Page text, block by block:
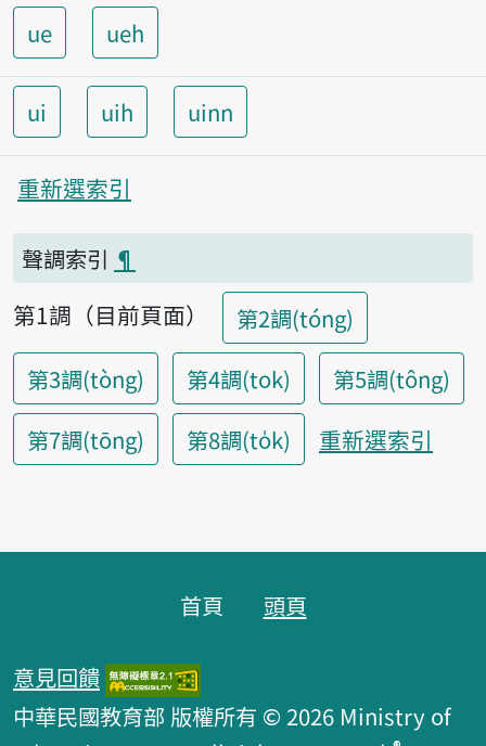
ue ueh
ui uih uinn
重新選索引
聲調索引 ¶
第1調（目前頁面）
第2調(tóng)
第3調(tòng)
第4調(tok)
第5調(tông)
第7調(tōng)
第8調(to̍k) 重新選索引
首頁 頭頁
意見回饋
中華民國教育部 版權所有 © 2026 Ministry of